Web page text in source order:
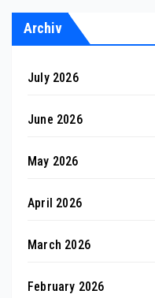
Archiv
July 2026
June 2026
May 2026
April 2026
March 2026
February 2026